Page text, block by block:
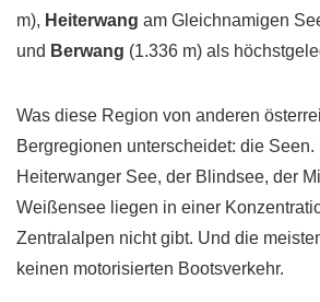
m), Heiterwang am Gleichnamigen
und Berwang (1.336 m) als
Was diese Region von anderen
Bergregionen unterscheidet: die
Heiterwanger See, der Blindsee, der
Weißensee liegen in einer
Zentralalpen nicht gibt. Und die
keinen motorisierten Bootsverkehr.